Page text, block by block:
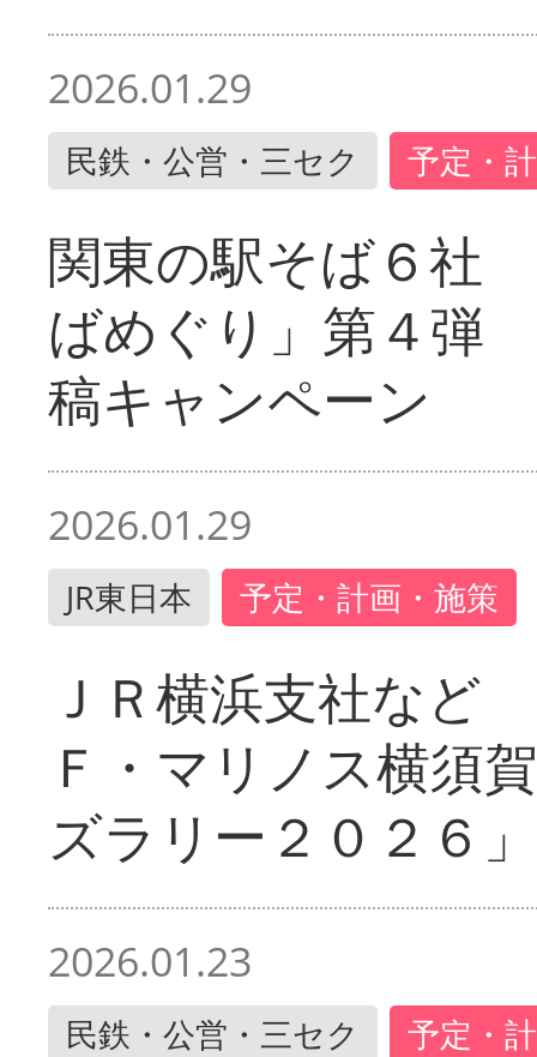
2026.01.29
民鉄・公営・三セク 予定・
関東の駅そば６社
ばめぐり」第４弾
稿キャンペーン
2026.01.29
JR東日本 予定・計画・施策
ＪＲ横浜支社など
Ｆ・マリノス横須
ズラリー２０２６」
2026.01.23
民鉄・公営・三セク 予定・